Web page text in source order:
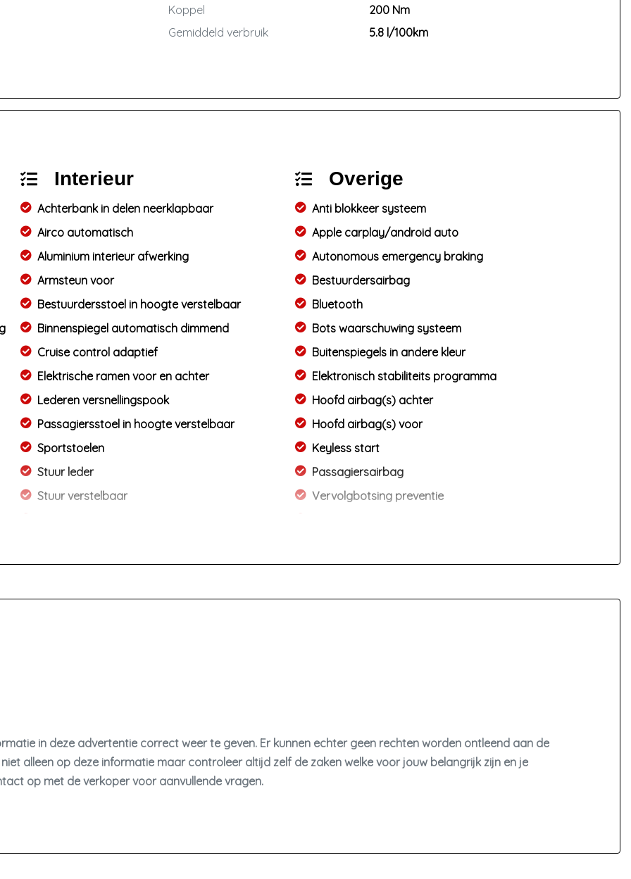
Koppel
200 Nm
Gemiddeld verbruik
5.8 l/100km
Interieur
Achterbank in delen neerklapbaar
Airco automatisch
Aluminium interieur afwerking
Armsteun voor
Bestuurdersstoel in hoogte verstelbaar
Binnenspiegel automatisch dimmend
Cruise control adaptief
Elektrische ramen voor en achter
Lederen versnellingspook
Passagiersstoel in hoogte verstelbaar
Sportstoelen
Stuur leder
Stuur verstelbaar
Overige
Anti blokkeer systeem
Apple carplay/android auto
Autonomous emergency braking
Bestuurdersairbag
Bluetooth
Bots waarschuwing systeem
Buitenspiegels in andere kleur
Elektronisch stabiliteits programma
Hoofd airbag(s) achter
Hoofd airbag(s) voor
Keyless start
Passagiersairbag
Vervolgbotsing preventie
in deze advertentie correct weer te geven. Er kunnen echter geen rechten worden ontleend aan de
alleen op deze informatie maar controleer altijd zelf de zaken welke voor jouw belangrijk zijn en je
op met de verkoper voor aanvullende vragen.